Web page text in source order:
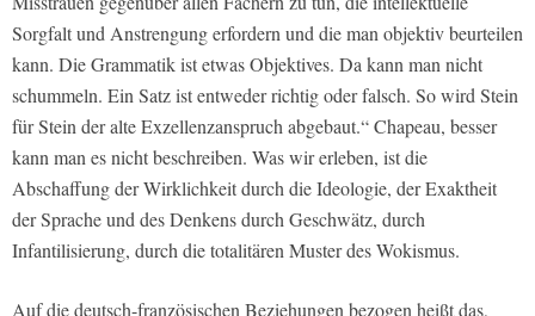
Sorgfalt und Anstrengung erfordern und die man objektiv beurteilen
kann. Die Grammatik ist etwas Objektives. Da kann man nicht
schummeln. Ein Satz ist entweder richtig oder falsch. So wird Stein
für Stein der alte Exzellenzanspruch abgebaut.“ Chapeau, besser
kann man es nicht beschreiben. Was wir erleben, ist die
Abschaffung der Wirklichkeit durch die Ideologie, der Exaktheit
der Sprache und des Denkens durch Geschwätz, durch
Infantilisierung, durch die totalitären Muster des Wokismus.
Auf die deutsch-französischen Beziehungen bezogen heißt das,